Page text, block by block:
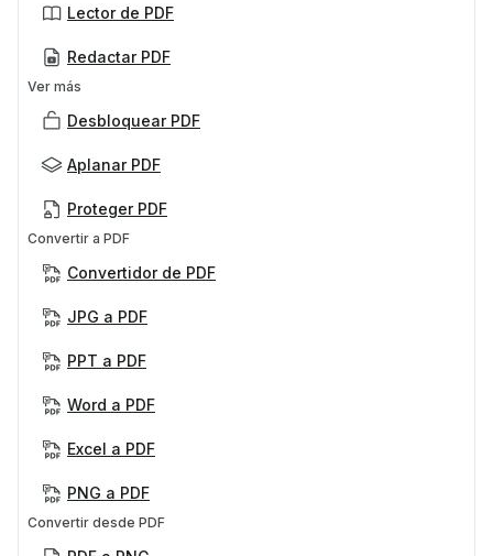
Lector de PDF
Redactar PDF
Ver más
Desbloquear PDF
Aplanar PDF
Proteger PDF
Convertir a PDF
Convertidor de PDF
JPG a PDF
PPT a PDF
Word a PDF
Excel a PDF
PNG a PDF
Convertir desde PDF